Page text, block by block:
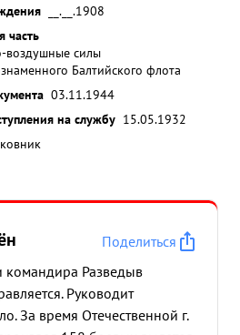
__.__.1908
часть
воздушные силы
Балтийского флота
03.11.1944
на службу 15.05.1932
Поделиться
командира Разведыв
Руководит
За время Отечественной г.